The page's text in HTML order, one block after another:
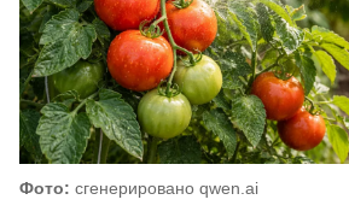
Фото: сгенерировано qwen.ai